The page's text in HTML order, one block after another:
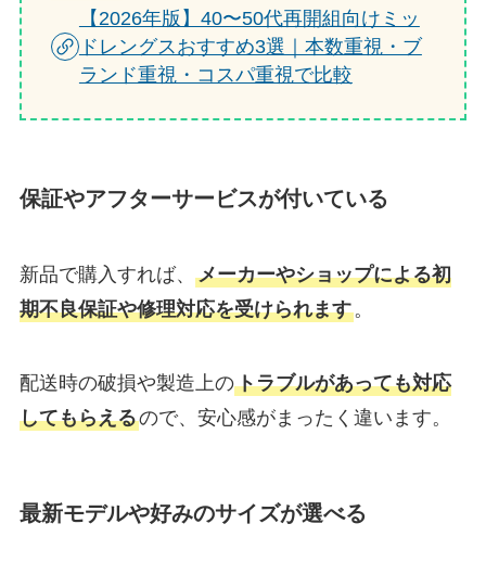
【2026年版】40〜50代再開組向けミッ
ドレングスおすすめ3選｜本数重視・ブ
ランド重視・コスパ重視で比較
保証やアフターサービスが付いている
新品で購入すれば、 メーカーやショップによる初
期不良保証や修理対応を受けられます。
配送時の破損や製造上のトラブルがあっても対応
してもらえるので、安心感がまったく違います。
最新モデルや好みのサイズが選べる